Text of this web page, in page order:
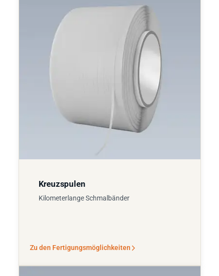
Kreuzspulen
Kilometerlange Schmalbänder
Zu den Fertigungsmöglichkeiten